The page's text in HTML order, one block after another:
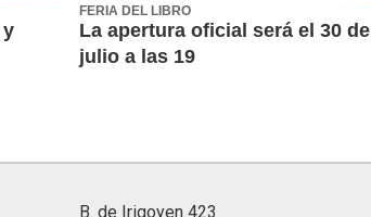
y
FERIA DEL LIBRO
La apertura oficial será el 30 de
julio a las 19
B. de Irigoyen 423